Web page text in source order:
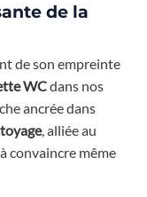
de la
de son empreinte
WCdans nos
ancrée dans
, alliée au
convaincre même